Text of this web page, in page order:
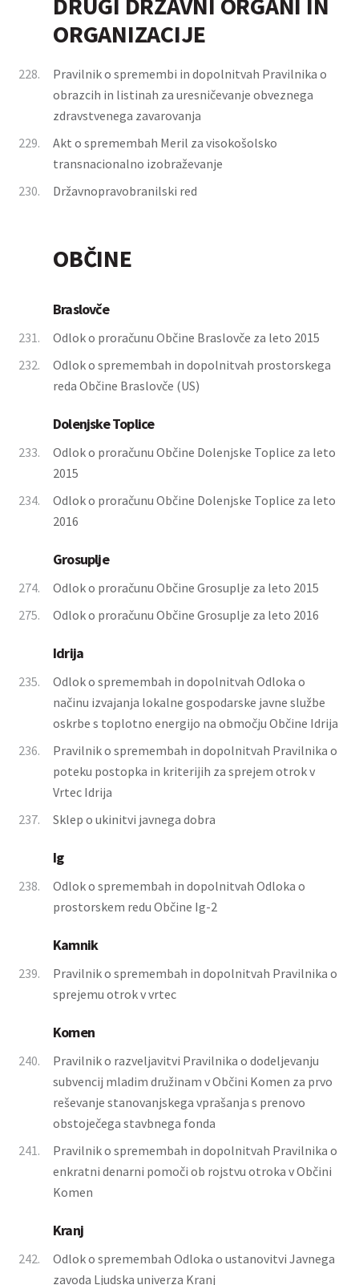
ORGANIZACIJE
228.
Pravilnik o spremembi in dopolnitvah Pravilnika o
obrazcih in listinah za uresničevanje obveznega
zdravstvenega zavarovanja
229.
Akt o spremembah Meril za visokošolsko
transnacionalno izobraževanje
230.
Državnopravobranilski red
OBČINE
Braslovče
231.
Odlok o proračunu Občine Braslovče za leto 2015
232.
Odlok o spremembah in dopolnitvah prostorskega
reda Občine Braslovče (US)
Dolenjske Toplice
233.
Odlok o proračunu Občine Dolenjske Toplice za leto
2015
234.
Odlok o proračunu Občine Dolenjske Toplice za leto
2016
Grosuplje
274.
Odlok o proračunu Občine Grosuplje za leto 2015
275.
Odlok o proračunu Občine Grosuplje za leto 2016
Idrija
235.
Odlok o spremembah in dopolnitvah Odloka o
načinu izvajanja lokalne gospodarske javne službe
oskrbe s toplotno energijo na območju Občine Idrija
236.
Pravilnik o spremembah in dopolnitvah Pravilnika o
poteku postopka in kriterijih za sprejem otrok v
Vrtec Idrija
237.
Sklep o ukinitvi javnega dobra
Ig
238.
Odlok o spremembah in dopolnitvah Odloka o
prostorskem redu Občine Ig-2
Kamnik
239.
Pravilnik o spremembah in dopolnitvah Pravilnika o
sprejemu otrok v vrtec
Komen
240.
Pravilnik o razveljavitvi Pravilnika o dodeljevanju
subvencij mladim družinam v Občini Komen za prvo
reševanje stanovanjskega vprašanja s prenovo
obstoječega stavbnega fonda
241.
Pravilnik o spremembah in dopolnitvah Pravilnika o
enkratni denarni pomoči ob rojstvu otroka v Občini
Komen
Kranj
242.
Odlok o spremembah Odloka o ustanovitvi Javnega
zavoda Ljudska univerza Kranj